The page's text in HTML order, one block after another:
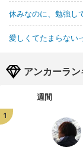
休みなのに、勉強し
愛しくてたまらない
アンカーラ
週間
1